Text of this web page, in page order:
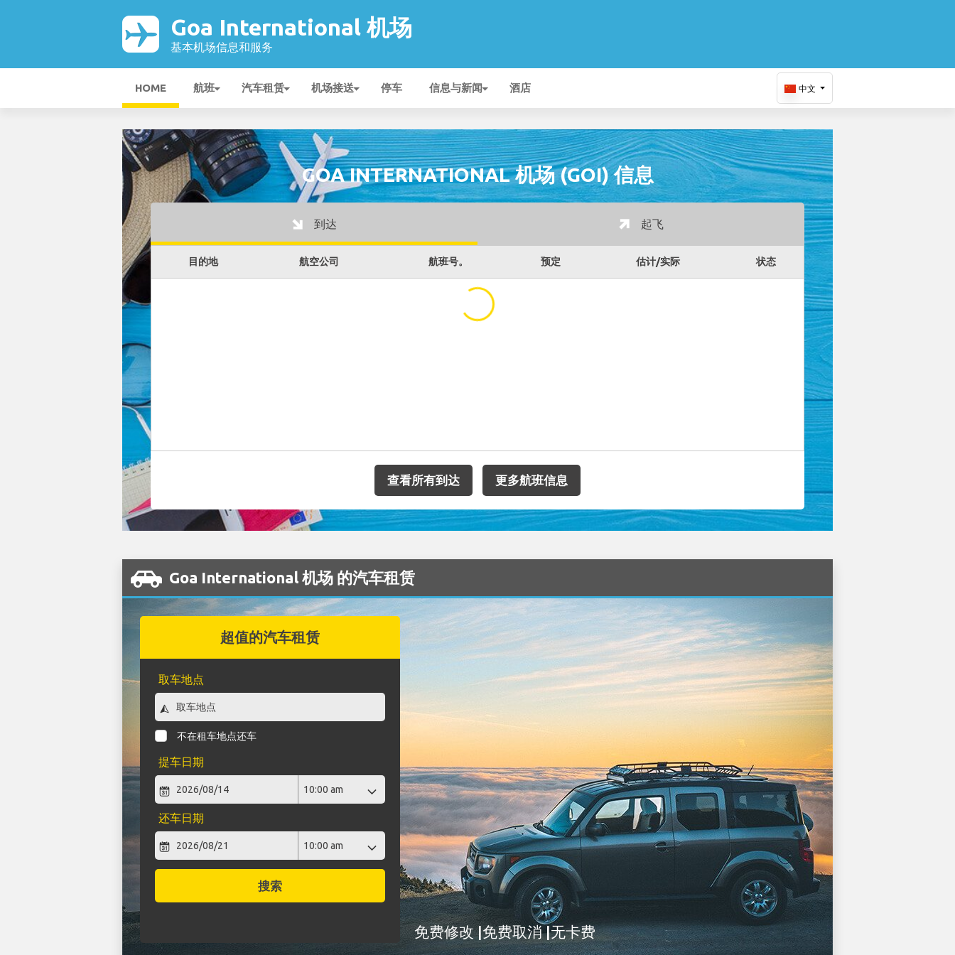
Goa International 机场
基本机场信息和服务
HOME 航班 汽车租赁 机场接送 停车 信息与新闻 酒店 中文
GOA INTERNATIONAL 机场 (GOI) 信息
到达 起飞
目的地 航空公司 航班号。 预定 估计/实际 状态
...
查看所有到达 更多航班信息
Goa International 机场 的汽车租赁
超值的汽车租赁
取车地点
不在租车地点还车
提车日期
还车日期
搜索
免费修改 |免费取消 |无卡费